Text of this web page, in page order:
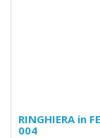
RINGHIERA in
004